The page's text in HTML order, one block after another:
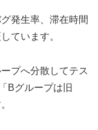
発生率、滞在時間
ています。
プへ分散してテス
Bグループは旧